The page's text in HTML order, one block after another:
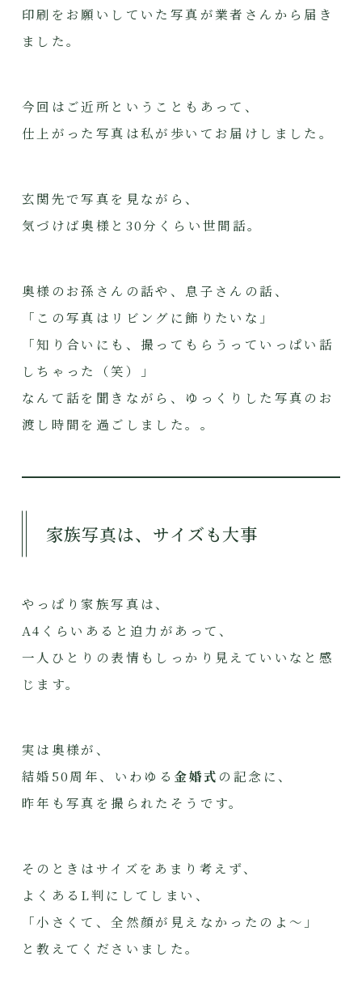
印刷をお願いしていた写真が業者さんから届き
ました。
今回はご近所ということもあって、
仕上がった写真は私が歩いてお届けしました。
玄関先で写真を見ながら、
気づけば奥様と30分くらい世間話。
奥様のお孫さんの話や、息子さんの話、
「この写真はリビングに飾りたいな」
「知り合いにも、撮ってもらうっていっぱい話
しちゃった（笑）」
なんて話を聞きながら、ゆっくりした写真のお
渡し時間を過ごしました。。
家族写真は、サイズも大事
やっぱり家族写真は、
A4くらいあると迫力があって、
一人ひとりの表情もしっかり見えていいなと感
じます。
実は奥様が、
結婚50周年、いわゆる 金婚式 の記念に、
昨年も写真を撮られたそうです。
そのときはサイズをあまり考えず、
よくあるL判にしてしまい、
「小さくて、全然顔が見えなかったのよ～」
と教えてくださいました。